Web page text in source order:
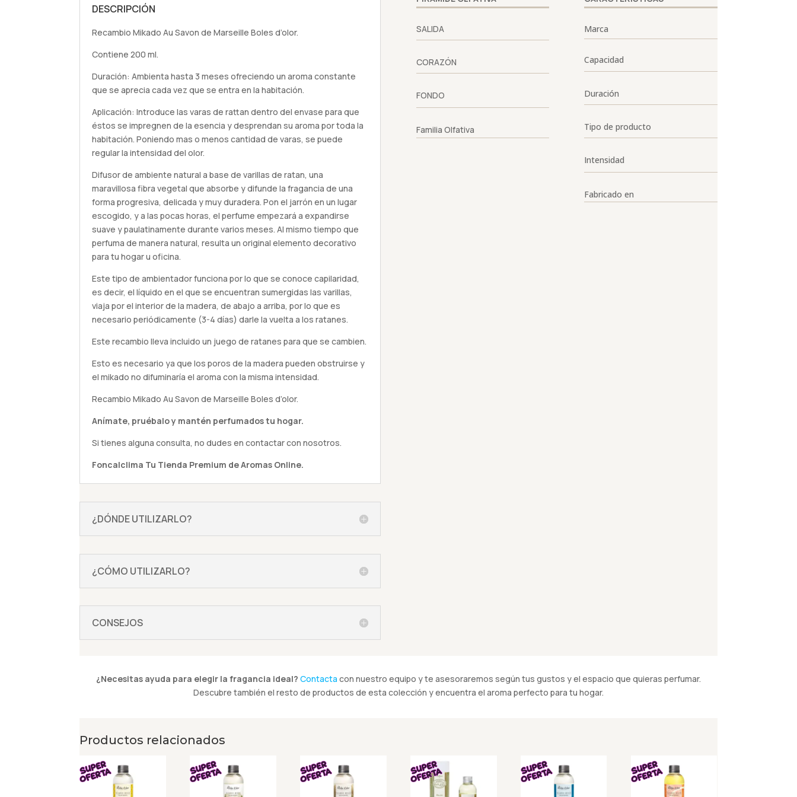
DESCRIPCIÓN
Recambio Mikado Au Savon de Marseille Boles d’olor.
Contiene 200 ml.
Duración: Ambienta hasta 3 meses ofreciendo un aroma constante
que se aprecia cada vez que se entra en la habitación.
Aplicación: Introduce las varas de rattan dentro del envase para que
éstos se impregnen de la esencia y desprendan su aroma por toda la
habitación. Poniendo mas o menos cantidad de varas, se puede
regular la intensidad del olor.
Difusor de ambiente natural a base de varillas de ratan, una
maravillosa fibra vegetal que absorbe y difunde la fragancia de una
forma progresiva, delicada y muy duradera. Pon el jarrón en un lugar
escogido, y a las pocas horas, el perfume empezará a expandirse
suave y paulatinamente durante varios meses. Al mismo tiempo que
perfuma de manera natural, resulta un original elemento decorativo
para tu hogar u oficina.
Este tipo de ambientador funciona por lo que se conoce capilaridad,
es decir, el líquido en el que se encuentran sumergidas las varillas,
viaja por el interior de la madera, de abajo a arriba, por lo que es
necesario periódicamente (3-4 días) darle la vuelta a los ratanes.
Este recambio lleva incluido un juego de ratanes para que se cambien.
Esto es necesario ya que los poros de la madera pueden obstruirse y
el mikado no difuminaría el aroma con la misma intensidad.
Recambio Mikado Au Savon de Marseille Boles d’olor.
Anímate, pruébaloy mantén perfumados tu hogar.
Si tienes algunaconsulta, no dudes en contactar con nosotros.
Foncalclima Tu Tienda Premium de Aromas Online.
¿DÓNDE UTILIZARLO?
¿CÓMO UTILIZARLO?
CONSEJOS
SALIDA
CORAZÓN
FONDO
Familia Olfativa
Marca
Capacidad
Duración
Tipo de producto
Intensidad
Fabricado en
¿Necesitas ayuda para elegir la fragancia ideal? Contacta con nuestro equipo y te asesoraremos según tus gustos y el espacio que quieras perfumar.
Descubre también el resto de productos de esta colección y encuentra el aroma perfecto para tu hogar.
Productos relacionados